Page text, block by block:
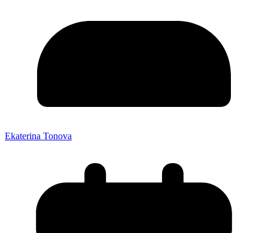
Ekaterina Tonova